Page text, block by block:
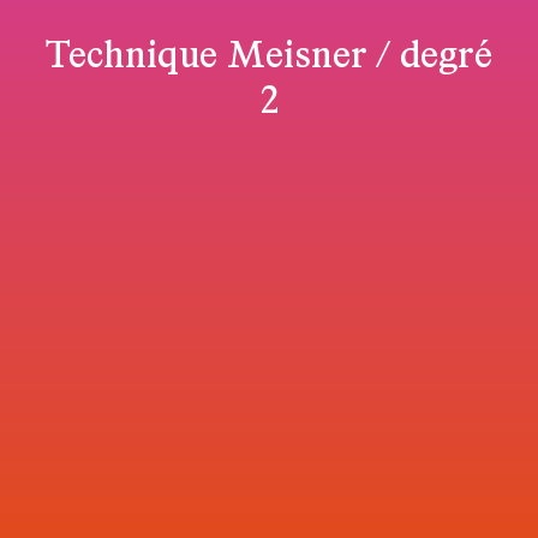
Technique Meisner / degré
2